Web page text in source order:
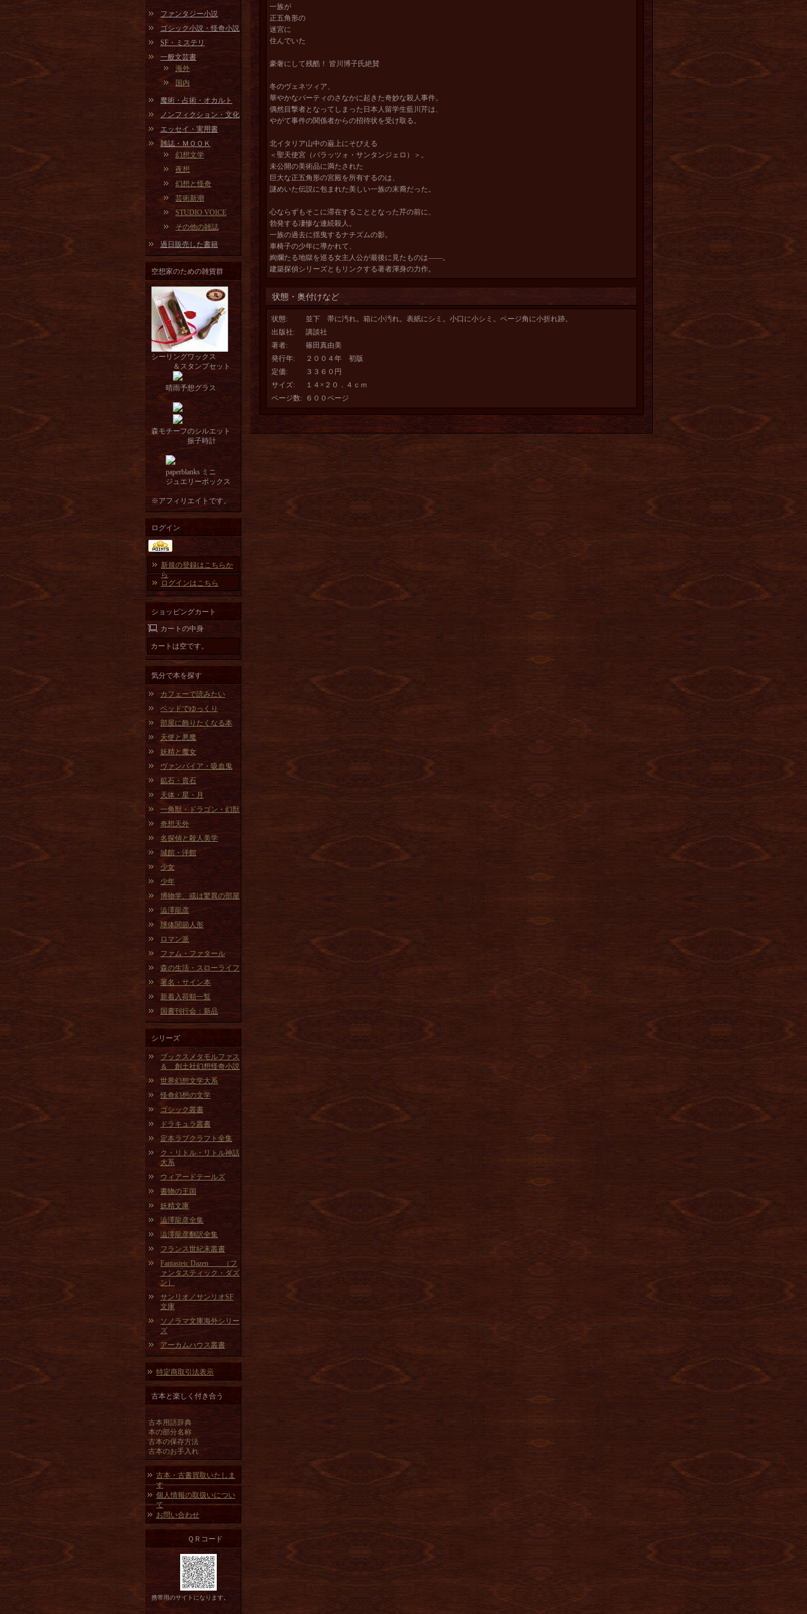
ファンタジー小説
ゴシック小説・怪奇小説
SF・ミステリ
一般文芸書
海外
国内
魔術・占術・オカルト
ノンフィクション・文化
エッセイ・実用書
雑誌・ＭＯＯＫ
幻想文学
夜想
幻想と怪奇
芸術新潮
STUDIO VOICE
その他の雑誌
過日販売した書籍
空想家のための雑貨群
シーリングワックス
＆スタンプセット
晴雨予想グラス
森モチーフのシルエット
振子時計
paperblanks ミニ
ジュエリーボックス
※アフィリエイトです。
ログイン
新規の登録はこちらか
ら
ログインはこちら
ショッピングカート
カートの中身
カートは空です。
気分で本を探す
カフェーで読みたい
ベッドでゆっくり
部屋に飾りたくなる本
天使と悪魔
妖精と魔女
ヴァンパイア・吸血鬼
鉱石・貴石
天体・星・月
一角獣・ドラゴン・幻獣
奇想天外
名探偵と殺人美学
城館・洋館
少女
少年
博物学、或は驚異の部屋
澁澤龍彦
球体関節人形
ロマン派
ファム・ファタール
森の生活・スローライフ
署名・サイン本
新着入荷順一覧
国書刊行会：新品
シリーズ
ブックスメタモルファス
＆ 創土社幻想怪奇小説
世界幻想文学大系
怪奇幻想の文学
ゴシック叢書
ドラキュラ叢書
定本ラブクラフト全集
ク・リトル・リトル神話
大系
ウィアードテールズ
書物の王国
妖精文庫
澁澤龍彦全集
澁澤龍彦翻訳全集
フランス世紀末叢書
Fantasteic Dazen （フ
ァンタスティック・ダズ
ン）
サンリオ／サンリオSF
文庫
ソノラマ文庫海外シリー
ズ
アーカムハウス叢書
特定商取引法表示
古本と楽しく付き合う
古本用語辞典
本の部分名称
古本の保存方法
古本のお手入れ
古本・古書買取いたしま
す
個人情報の取扱いについ
て
お問い合わせ
ＱＲコード
携帯用のサイトになります。
一族が
正五角形の
迷宮に
住んでいた
豪奢にして残酷！ 皆川博子氏絶賛
冬のヴェネツィア、
華やかなパーティのさなかに起きた奇妙な殺人事件。
偶然目撃者となってしまった日本人留学生藍川芹は、
やがて事件の関係者からの招待状を受け取る。
北イタリア山中の巌上にそびえる
＜聖天使宮（パラッツォ・サンタンジェロ）＞。
未公開の美術品に満たされた
巨大な正五角形の宮殿を所有するのは、
謎めいた伝説に包まれた美しい一族の末裔だった。
心ならずもそこに滞在することとなった芹の前に、
勃発する凄惨な連続殺人。
一族の過去に揺曳するナチズムの影。
車椅子の少年に導かれて、
絢爛たる地獄を巡る女主人公が最後に見たものは――。
建築探偵シリーズともリンクする著者渾身の力作。
状態・奥付けなど
状態:
並下 帯に汚れ。箱に小汚れ。表紙にシミ。小口に小シミ。ページ角に小折れ跡。
出版社:
講談社
著者:
篠田真由美
発行年:
２００４年 初版
定価:
３３６０円
サイズ:
１４×２０．４ｃｍ
ページ数: ６００ページ